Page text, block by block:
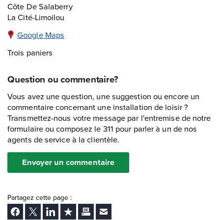
Côte De Salaberry
La Cité-Limoilou
Google Maps
Trois paniers
Question ou commentaire?
Vous avez une question, une suggestion ou encore un
commentaire concernant une installation de loisir ?
Transmettez-nous votre message par l'entremise de notre
formulaire ou composez le 311 pour parler à un de nos
agents de service à la clientèle.
Envoyer un commentaire
Partagez cette page :
Facebook
Twitter LinkedInAjouter aux favoris
ImprimerEnvoyer Ã un ami